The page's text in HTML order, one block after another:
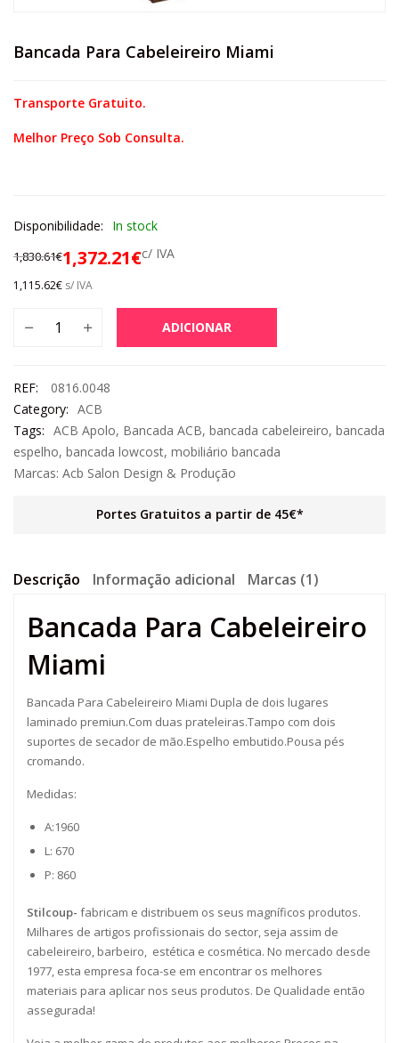
Bancada Para Cabeleireiro Miami
Transporte Gratuito.
Melhor Preço Sob Consulta.
Disponibilidade: In stock
1,830.61€1,372.21€c/ IVA
1,115.62€ s/ IVA
ADICIONAR
REF:
0816.0048
Category: ACB
Tags: ACB Apolo, Bancada ACB, bancada cabeleireiro, bancada
espelho, bancada lowcost, mobiliário bancada
Marcas: Acb Salon Design & Produção
Portes Gratuitos a partir de 45€*
Descrição Informação adicional Marcas (1)
Bancada Para Cabeleireiro
Miami
Bancada Para Cabeleireiro Miami Dupla de dois lugares
laminado premiun.Com duas prateleiras.Tampo com dois
suportes de secador de mão.Espelho embutido.Pousa pés
cromando.
Medidas:
A:1960
L: 670
P: 860
Stilcoup- fabricam e distribuem os seus magníficos produtos.
Milhares de artigos profissionais do sector, seja assim de
cabeleireiro, barbeiro, estética e cosmética. No mercado desde
1977, esta empresa foca-se em encontrar os melhores
materiais para aplicar nos seus produtos. De Qualidade então
assegurada!